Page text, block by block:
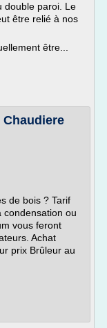
double paroi. Le
être relié à nos
être...
de bois ? Tarif
condensation ou
vous feront
Achat
prix Brûleur au